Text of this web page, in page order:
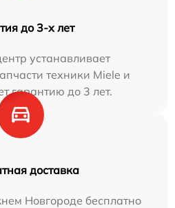
до 3-х лет
устанавливает
техники Miele и
гарантию до 3 лет.
доставка
Новгороде бесплатно